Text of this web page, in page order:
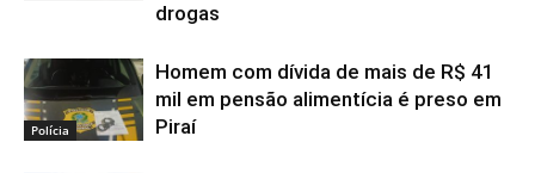
drogas
Polícia
Homem com dívida de mais de R$ 41
mil em pensão alimentícia é preso em
Piraí